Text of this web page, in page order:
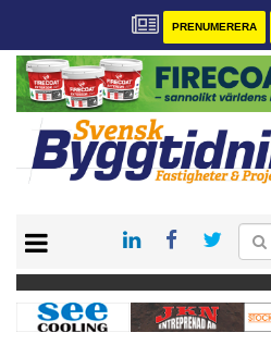
PRENUMERERA
PRENUMERERA
VÅRA ANDRA MAGASIN